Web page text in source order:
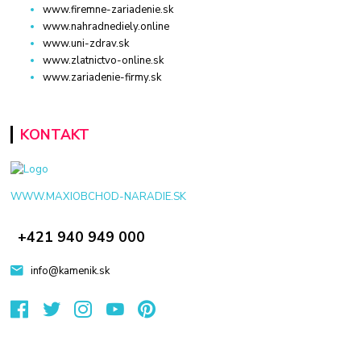
www.firemne-zariadenie.sk
www.nahradnediely.online
www.uni-zdrav.sk
www.zlatnictvo-online.sk
www.zariadenie-firmy.sk
KONTAKT
WWW.MAXIOBCHOD-NARADIE.SK
+421 940 949 000
info@kamenik.sk